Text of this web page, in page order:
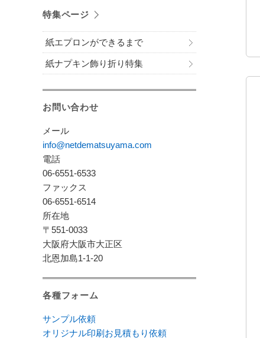
特集ページ
紙エプロンができるまで
紙ナプキン飾り折り特集
お問い合わせ
メール
info@netdematsuyama.com
電話
06-6551-6533
ファックス
06-6551-6514
所在地
〒551-0033
大阪府大阪市大正区
北恩加島1-1-20
各種フォーム
サンプル依頼
オリジナル印刷お見積もり依頼